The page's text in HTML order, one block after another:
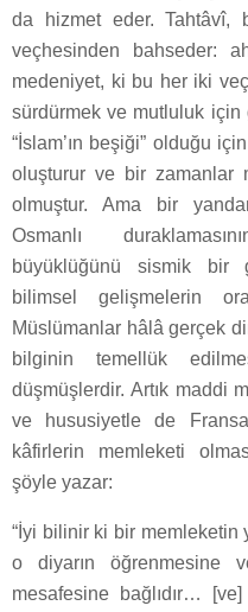
da hizmet eder. Tahtâvî,
veçhesinden bahseder:
medeniyet, ki bu her iki
sürdürmek ve mutluluk
“İslam’ın beşiği” olduğu
oluşturur ve bir zamanlar
olmuştur. Ama bir
Osmanlı
büyüklüğünü sismik bir
bilimsel gelişmelerin
Müslümanlar hâlâ gerçek
bilginin temellük
düşmüşlerdir. Artık maddi
ve hususiyetle de
kâfirlerin memleketi
şöyle yazar:
“İyi bilinir ki bir
o diyarın öğrenmesine
mesafesine bağlıdır…